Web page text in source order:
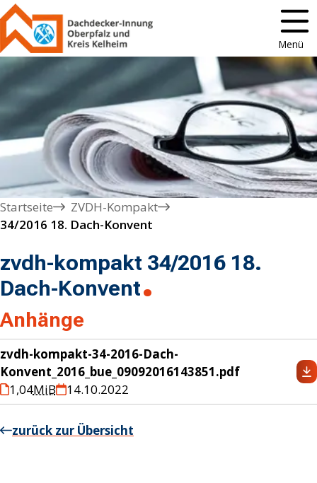
Menü
Startseite
ZVDH-Kompakt
34/2016 18. Dach-Konvent
zvdh-kompakt 34/2016 18.
Dach-Konvent
Anhänge
zvdh-kompakt-34-2016-Dach-
Konvent_2016_bue_09092016143851.pdf
1,04MiB 14.10.2022
zurück zur Übersicht